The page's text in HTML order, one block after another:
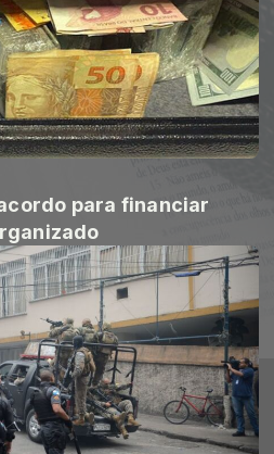
para financiar